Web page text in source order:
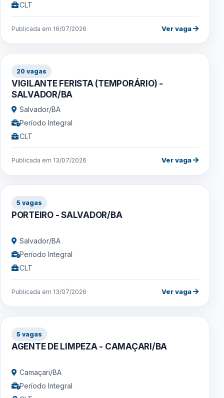
CLT
Publicada em 16/07/2026 Ver vaga
20 vagas
VIGILANTE FERISTA (TEMPORÁRIO) -
SALVADOR/BA
Salvador/BA
Período Integral
CLT
Publicada em 13/07/2026 Ver vaga
5 vagas
PORTEIRO - SALVADOR/BA
Salvador/BA
Período Integral
CLT
Publicada em 13/07/2026 Ver vaga
5 vagas
AGENTE DE LIMPEZA - CAMAÇARI/BA
Camaçari/BA
Período Integral